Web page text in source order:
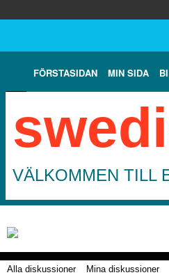
FÖRSTASIDAN MIN SIDA
VÄLKOMMEN TILL
Alla diskussioner Mina diskussioner